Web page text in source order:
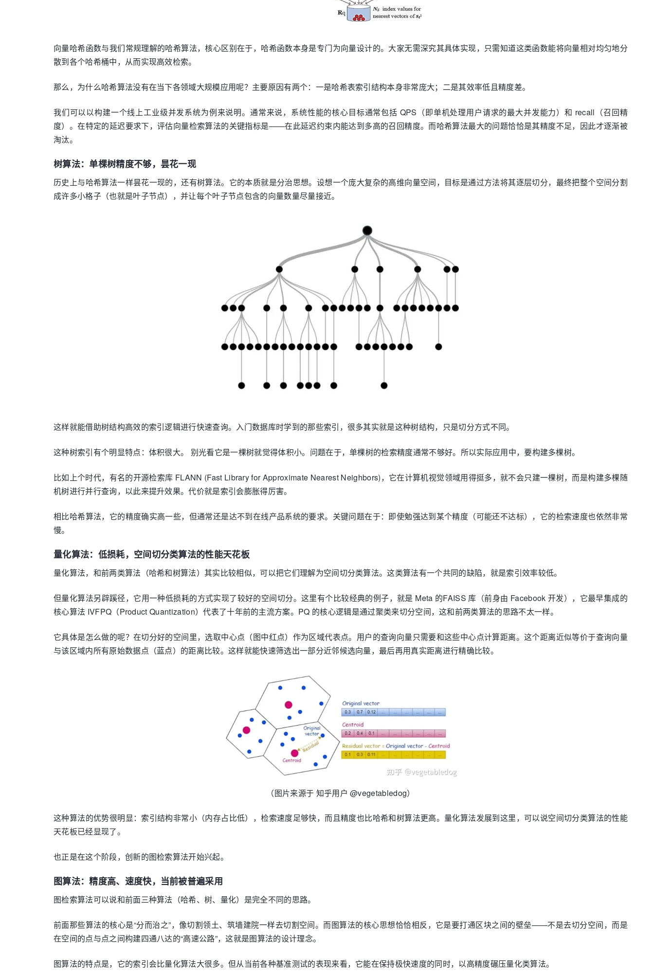
向量哈希函数与我们常规理解的哈希算法，核心区别在于，哈希函数本身是专门为向量设计的。大家无需深究其具体实现，只需知道这类函数能将向量相对均匀地分
散到各个哈希桶中，从而实现高效检索。
那么，为什么哈希算法没有在当下各领域大规模应用呢？主要原因有两个：一是哈希表索引结构本身非常庞大；二是其效率低且精度差。
我们可以以构建一个线上工业级并发系统为例来说明。通常来说，系统性能的核心目标通常包括 QPS（即单机处理用户请求的最大并发能力）和 recall（召回精
度）。在特定的延迟要求下，评估向量检索算法的关键指标是——在此延迟约束内能达到多高的召回精度。而哈希算法最大的问题恰恰是其精度不足，因此才逐渐被
淘汰。
树算法：单棵树精度不够，昙花一现
历史上与哈希算法一样昙花一现的，还有树算法。它的本质就是分治思想。设想一个庞大复杂的高维向量空间，目标是通过方法将其逐层切分，最终把整个空间分割
成许多小格子（也就是叶子节点），并让每个叶子节点包含的向量数量尽量接近。
这样就能借助树结构高效的索引逻辑进行快速查询。入门数据库时学到的那些索引，很多其实就是这种树结构，只是切分方式不同。
这种树索引有个明显特点：体积很大。 别光看它是一棵树就觉得体积小。问题在于，单棵树的检索精度通常不够好。所以实际应用中，要构建多棵树。
比如上个时代，有名的开源检索库 FLANN (Fast Library for Approximate Nearest Neighbors)，它在计算机视觉领域用得挺多，就不会只建一棵树，而是构建多棵随
机树进行并行查询，以此来提升效果。代价就是索引会膨胀得厉害。
相比哈希算法，它的精度确实高一些，但通常还是达不到在线产品系统的要求。关键问题在于：即使勉强达到某个精度（可能还不达标），它的检索速度也依然非常
慢。
量化算法：低损耗，空间切分类算法的性能天花板
量化算法，和前两类算法（哈希和树算法）其实比较相似，可以把它们理解为空间切分类算法。这类算法有一个共同的缺陷，就是索引效率较低。
但量化算法另辟蹊径，它用一种低损耗的方式实现了较好的空间切分。这里有个比较经典的例子，就是 Meta 的FAISS 库（前身由 Facebook 开发），它最早集成的
核心算法 IVFPQ（Product Quantization）代表了十年前的主流方案。PQ 的核心逻辑是通过聚类来切分空间，这和前两类算法的思路不太一样。
它具体是怎么做的呢？在切分好的空间里，选取中心点（图中红点）作为区域代表点。用户的查询向量只需要和这些中心点计算距离。这个距离近似等价于查询向量
与该区域内所有原始数据点（蓝点）的距离比较。这样就能快速筛选出一部分近邻候选向量，最后再用真实距离进行精确比较。
（图片来源于 知乎用户 @vegetabledog）
这种算法的优势很明显：索引结构非常小（内存占比低），检索速度足够快，而且精度也比哈希和树算法更高。量化算法发展到这里，可以说空间切分类算法的性能
天花板已经显现了。
也正是在这个阶段，创新的图检索算法开始兴起。
图算法：精度高、速度快，当前被普遍采用
图检索算法可以说和前面三种算法（哈希、树、量化）是完全不同的思路。
前面那些算法的核心是“分而治之”，像切割领土、筑墙建院一样去切割空间。而图算法的核心思想恰恰相反，它是要打通区块之间的壁垒——不是去切分空间，而是
在空间的点与点之间构建四通八达的“高速公路”，这就是图算法的设计理念。
图算法的特点是，它的索引会比量化算法大很多。但从当前各种基准测试的表现来看，它能在保持极快速度的同时，以高精度碾压量化类算法。